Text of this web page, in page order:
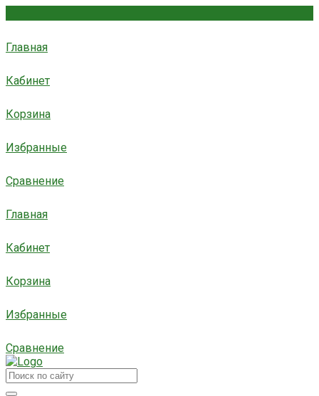
Главная
Кабинет
Корзина
Избранные
Сравнение
Главная
Кабинет
Корзина
Избранные
Сравнение